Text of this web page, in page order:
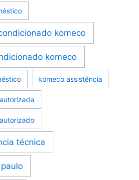
komeco
komeco
komeco assistência
técnica